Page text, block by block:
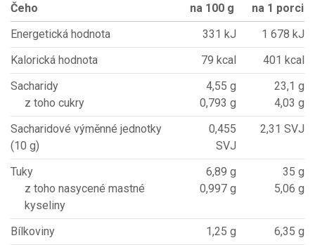
Čeho na 100 g
na 1 porci
Energetická hodnota
331 kJ
1 678 kJ
Kalorická hodnota
79 kcal
401 kcal
Sacharidy
z toho cukry
4,55 g
0,793 g
23,1 g
4,03 g
Sacharidové výměnné jednotky
(10 g)
0,455
SVJ
2,31 SVJ
Tuky
z toho nasycené mastné
kyseliny
6,89 g
0,997 g
35 g
5,06 g
Bílkoviny 1,25 g
6,35 g